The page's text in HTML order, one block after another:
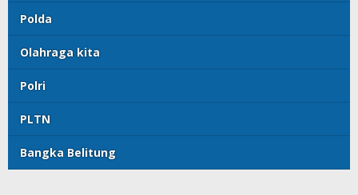
Polda
Olahraga kita
Polri
PLTN
Bangka Belitung